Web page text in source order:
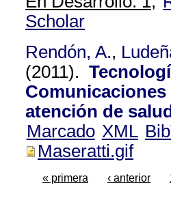
Scholar
Rendón, A.,
(2011).
atención de
Marcado XML
Maseratti.gif
« primera ‹ anterior